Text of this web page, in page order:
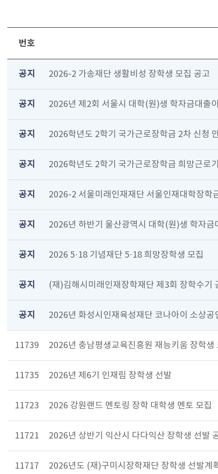
번호
공지 2026-2 가송재단 생활비성 장학생 모집 공고
공지 2026년 제2회 서울시 대학(원)생 학자금대출
공지 2026학년도 2학기 국가근로장학금 2차 신청
공지 2026학년도 2학기 국가근로장학금 희망근로
공지 2026-2 서울미래인재재단 서울인재대학장학
공지 2026년 하반기 울산광역시 대학(원)생 학자
공지 2026 5·18 기념재단 5·18 희망장학생 모집
공지 (재)김해시미래인재장학재단 제3회 장학수기
공지 2026년 화성시인재육성재단 코나아이 소상공
11739 2026년 충남평생교육진흥원 재능키움 장학생
11735 2026년 제6기 인재림 장학생 선발
11723 2026 강원랜드 멘토링 장학 대학생 멘토 모집
11721 2026년 상반기 익산시 다다익산 장학생 선발
11717 2026년도 (재)구미시장학재단 장학생 선발계